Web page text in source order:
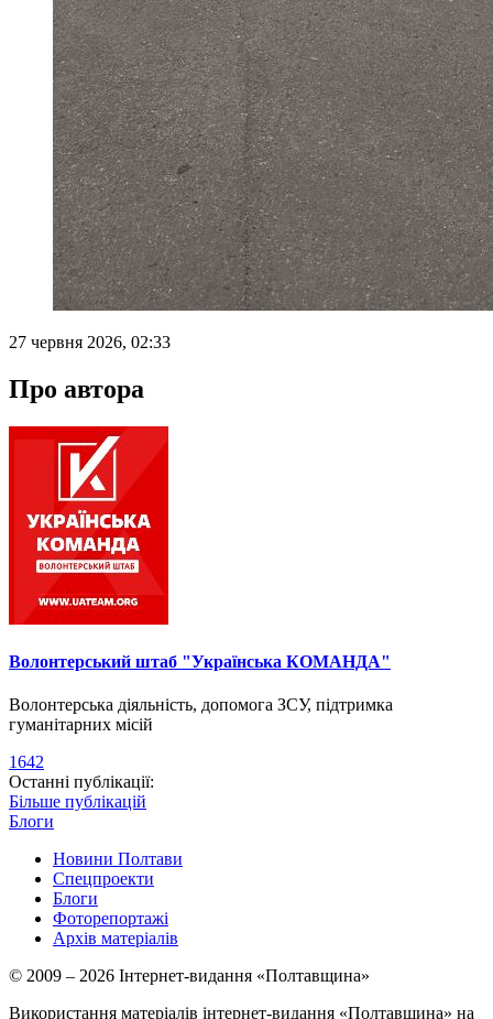
27 червня 2026, 02:33
Про автора
Волонтерський штаб "Українська КОМАНДА"
Волонтерська діяльність, допомога ЗСУ, підтримка
гуманітарних місій
1642
Останні публікації:
Більше публікацій
Блоги
Новини Полтави
Спецпроекти
Блоги
Фоторепортажі
Архів матеріалів
© 2009 – 2026 Інтернет-видання «Полтавщина»
Використання матеріалів інтернет-видання «Полтавщина» на